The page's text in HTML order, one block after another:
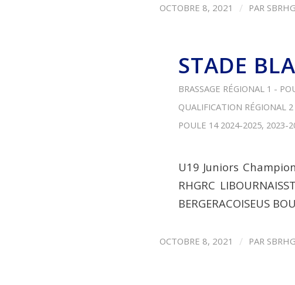
OCTOBRE 8, 2021 / PAR SBRHG
STADE
BRASSAGE RÉGIONAL 1 -
QUALIFICATION RÉGIONAL
POULE 14 2024-2025, 2023-
U19 Juniors
RHGRC
BERGERACOISEUS
OCTOBRE 8, 2021 / PAR SBRHG